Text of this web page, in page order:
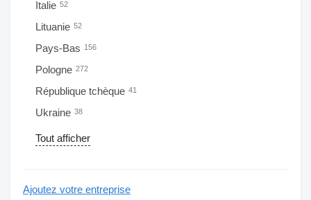
Italie 52
Lituanie 52
Pays-Bas 156
Pologne 272
République tchèque 41
Ukraine 38
Tout afficher
Ajoutez votre entreprise